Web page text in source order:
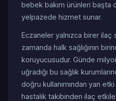
bebek bakım ürünleri başta
yelpazede hizmet sunar.
Eczaneler yalnızca birer ilaç
zamanda halk sağlığının
koruyucusudur. Günde
uğradığı bu sağlık
doğru kullanımından yan
hastalık takibinden ilaç